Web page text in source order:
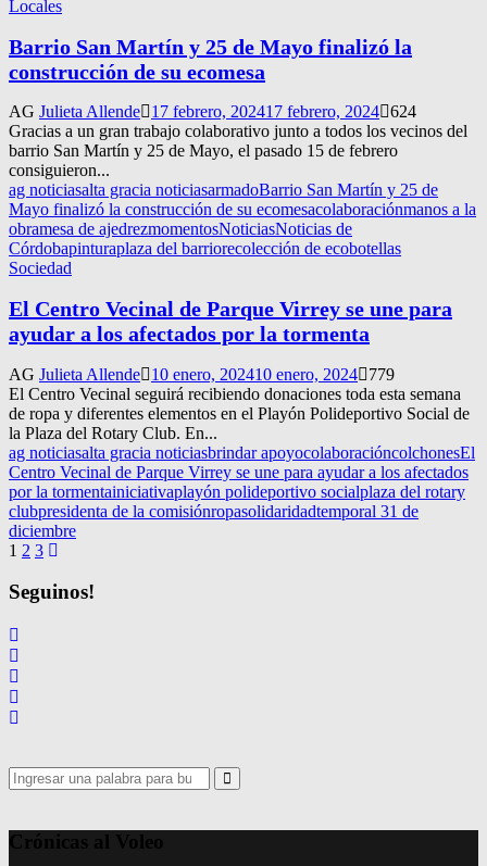
Locales
Barrio San Martín y 25 de Mayo finalizó la
construcción de su ecomesa
AG Julieta Allende 17 febrero, 202417 febrero, 2024 624
Gracias a un gran trabajo colaborativo junto a todos los vecinos del
barrio San Martín y 25 de Mayo, el pasado 15 de febrero
consiguieron...
ag noticiasalta gracia noticiasarmadoBarrio San Martín y 25 de
Mayo finalizó la construcción de su ecomesacolaboraciónmanos a la
obramesa de ajedrezmomentosNoticiasNoticias de
Córdobapinturaplaza del barriorecolección de ecobotellas
Sociedad
El Centro Vecinal de Parque Virrey se une para
ayudar a los afectados por la tormenta
AG Julieta Allende 10 enero, 202410 enero, 2024
779
El Centro Vecinal seguirá recibiendo donaciones toda esta semana
de ropa y diferentes elementos en el Playón Polideportivo Social de
la Plaza del Rotary Club. En...
ag noticiasalta gracia noticiasbrindar apoyocolaboracióncolchonesEl
Centro Vecinal de Parque Virrey se une para ayudar a los afectados
por la tormentainiciativaplayón polideportivo socialplaza del rotary
clubpresidenta de la comisiónropasolidaridadtemporal 31 de
diciembre
Navegación
de
entradas
1 2 3
Seguinos!
Search
for:
Search
Crónicas al Voleo